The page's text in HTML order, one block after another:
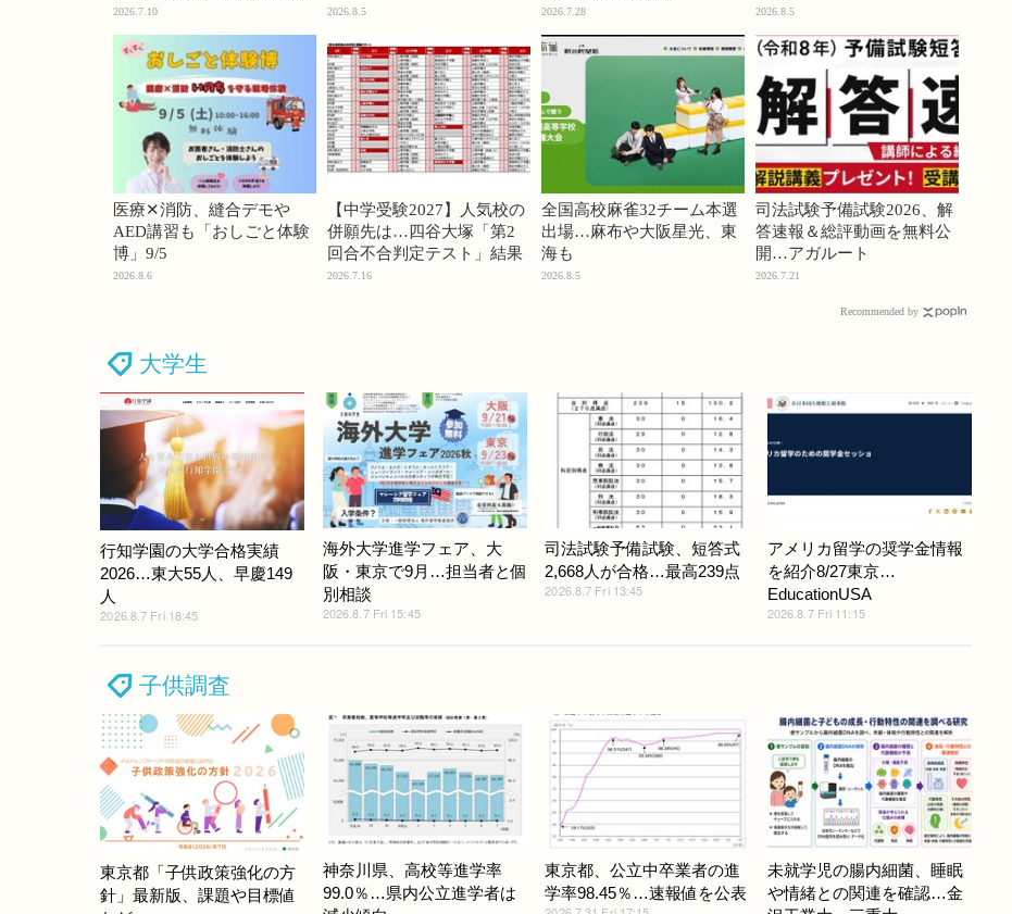
74・桜蔭70＜PR＞
2026.7.10 2026.8.5 2026.7.28 2026.8.5
医療✕消防、縫合デモや
AED講習も「おしごと体験
博」9/5
2026.8.6
【中学受験2027】人気校の
併願先は…四谷大塚「第2
回合不合判定テスト」結果
2026.7.16
全国高校麻雀32チーム本選
出場…麻布や大阪星光、東
海も
2026.8.5
司法試験予備試験2026、解
答速報＆総評動画を無料公
開…アガルート
2026.7.21
Recommended by
大学生
行知学園の大学合格実績
2026…東大55人、早慶149
人
2026.8.7 Fri 18:45
海外大学進学フェア、大
阪・東京で9月…担当者と個
別相談
2026.8.7 Fri 15:45
司法試験予備試験、短答式
2,668人が合格…最高239点
2026.8.7 Fri 13:45
アメリカ留学の奨学金情報
を紹介8/27東京…
EducationUSA
2026.8.7 Fri 11:15
子供調査
東京都「子供政策強化の方
針」最新版、課題や目標値
神奈川県、高校等進学率
99.0％…県内公立進学者は
東京都、公立中卒業者の進
学率98.45％…速報値を公表
未就学児の腸内細菌、睡眠
や情緒との関連を確認…金